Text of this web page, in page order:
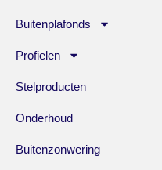
Buitenplafonds
Profielen
Stelproducten
Onderhoud
Buitenzonwering